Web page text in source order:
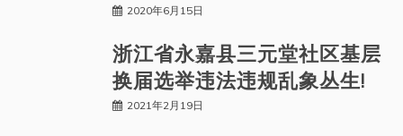
2020年6月15日
浙江省永嘉县三元堂社区基层
换届选举违法违规乱象丛生!
2021年2月19日